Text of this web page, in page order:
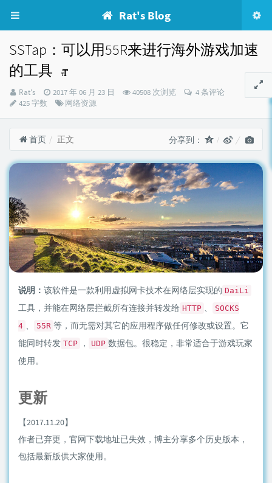
Rat's Blog
SSTap：可以用55R来进行海外游戏加速
的工具
博
主：
Rat's
发
布
2017 年 06 月 23 日 40508 次浏览
4 条评论
425 字数
分
网络资源
首页 正文 分享到：
说明： 该软件是一款利用虚拟网卡技术在网络层实现的 DaiLi
工具，并能在网络层拦截所有连接并转发给 HTTP 、
SOCKS
4 、 55R 等，而无需对其它的应用程序做任何修改或设置。它
能同时转发 TCP ， UDP 数据包。很稳定，非常适合于游戏玩家
使用。
更新
【2017.11.20】
作者已弃更，官网下载地址已失效，博主分享多个历史版本，
包括最新版供大家使用。